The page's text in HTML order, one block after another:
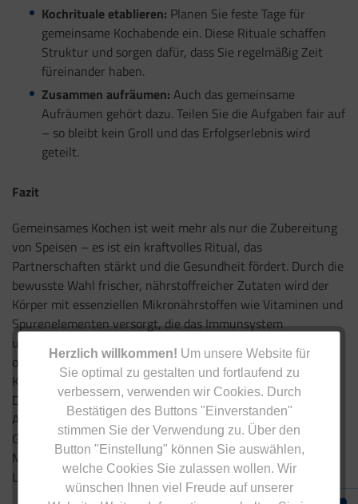
Herzlich willkommen! Um unsere Website für
Sie optimal zu gestalten und fortlaufend zu
verbessern, verwenden wir Cookies. Durch
Bestätigen des Buttons "Einverstanden"
stimmen Sie der Verwendung zu. Über den
Button "Einstellung" können Sie auswählen,
welche Cookies Sie zulassen wollen. Wir
wünschen Ihnen viel Freude auf unserer
Kochrituale etablieren: Planen Sie feste Tage für
gemeinsame Kochabende ein. Diese Rituale schaffen
Struktur und sorgen dafür, dass Sie regelmäßig Zeit
füreinander haben.
Zusammen aufräumen: Auch das gemeinsame
Aufräumen gehört dazu. Teilen Sie die Aufgaben fair auf
– so bleibt kein Groll und das Erfolgserlebnis wird
geteilt.
Fazit
Gemeinsames Kochen ist weit mehr als nur die Zubereitung
von Speisen – es ist ein kraftvolles Ritual, das
Partnerschaften stärkt und die Gesundheit fördert. Durch die
bewusste Wahl frischer, nährstoffreicher Zutaten wird der
Körper mit essenziellen Mikronährstoffen wie Vitaminen und
Spurenelementen versorgt, die das Immunsystem
unterstützen, den Energiestoffwechsel ankurbeln und vor
oxidativem Stress schützen. Gleichzeitig verbessern sich
Kommunikation, Nähe und Verbundenheit in der Beziehung.
Die gemeinsame Zeit am Herd schafft einen Raum für
Achtsamkeit, Kreativität und Genuss – und damit eine
Grundlage für mehr Vitalität und ein erfülltes Miteinander.
Mit jedem gemeinsam kreierten Gericht wachsen sowohl
Liebe als auch Wohlbefinden.